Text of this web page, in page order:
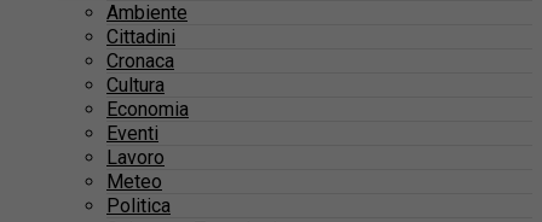
Ambiente
Cittadini
Cronaca
Cultura
Economia
Eventi
Lavoro
Meteo
Politica